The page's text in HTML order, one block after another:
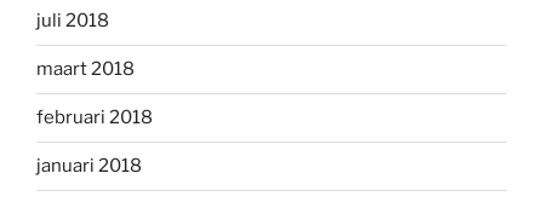
juli 2018
maart 2018
februari 2018
januari 2018